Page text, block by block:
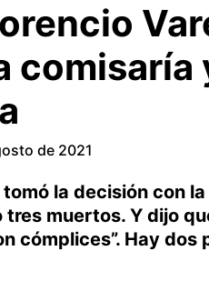
comisaría
de 2021
la decisión con
muertos. Y dijo
cómplices”. Hay dos